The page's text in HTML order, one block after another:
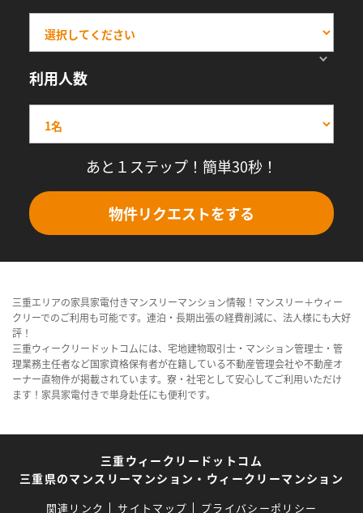
利用人数
あと１ステップ！簡単30秒！
物件リクエストをする
三重エリアの家具家電付きマンスリーマンション情報！マンスリー＋ウィー
クリーでのご利用も可能です。連泊・長期出張の経費削減に、法人様にも大好
評！
三重ウィークリードットコムには、宅地建物取引士・マンション管理士・管
理業務主任者など国家資格保有者が在籍している不動産管理会社や不動産オ
ーナー直物件が掲載されています。寮・社宅として安心してご利用いただけ
ます！家具家電付きで単身赴任にも便利です。
三重ウィークリードットコム
三重県のマンスリーマンション・ウィークリーマンション
関連リンク サイトマップ プライバシーポリシー